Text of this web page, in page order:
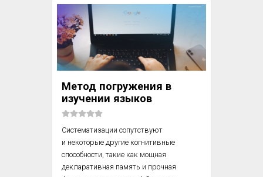
Полагаю, что выражу их общее мнение,
сказав: источник их успеха не
одаренность, выходящая за пределы
нормального, а сочетание в конце концов
не таких трудных навыков и спокойной,
изобретательной любознательности. И
внимание. Мы только что
познакомились с людьми, д...
Метод погружения в
изучении языков
Систематизации сопутствуют
и некоторые другие когнитивные
способности, такие как мощная
декларативная память и прочная